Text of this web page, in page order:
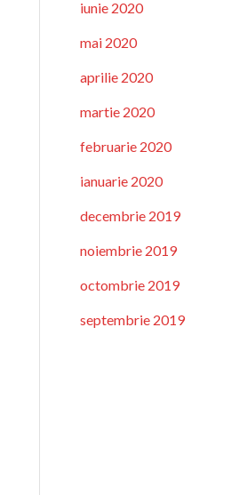
iunie 2020
mai 2020
aprilie 2020
martie 2020
februarie 2020
ianuarie 2020
decembrie 2019
noiembrie 2019
octombrie 2019
septembrie 2019